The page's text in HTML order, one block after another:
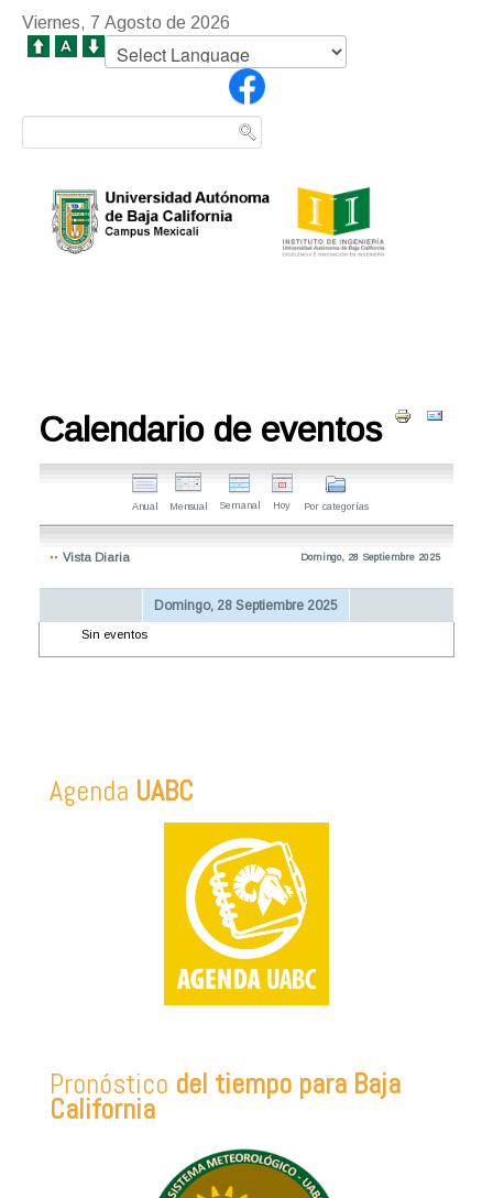
Viernes, 7 Agosto de 2026
Calendario de eventos
Anual Mensual Semanal Hoy Por categorías
Vista Diaria Domingo, 28 Septiembre 2025
Domingo, 28 Septiembre 2025
Sin eventos
Agenda UABC
Pronóstico del tiempo para Baja
California